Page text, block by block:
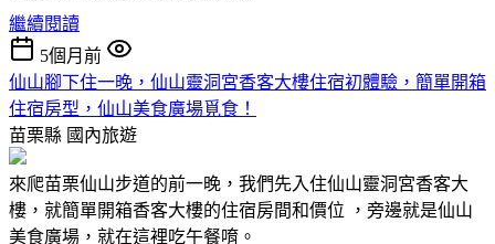
繼續閱讀
5個月前
仙山腳下住一晚，仙山靈洞宮香客大樓住宿初體驗，簡單開箱
住宿房型，仙山美食廣場覓食！
苗栗縣 國內旅遊
來爬苗栗仙山步道的前一晚，我們先入住仙山靈洞宮香客大
樓，就簡單開箱香客大樓的住宿房間和價位 ，旁邊就是仙山
美食廣場，就在這裡吃午餐唷。